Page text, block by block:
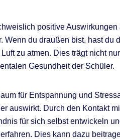
positive
Wenn du draußen bist, hast du
zu atmen. Dies trägt nicht
Gesundheit der Schüler.
für Entspannung und
auswirkt. Durch den Kontakt
für sich selbst entwickeln
Dies kann dazu